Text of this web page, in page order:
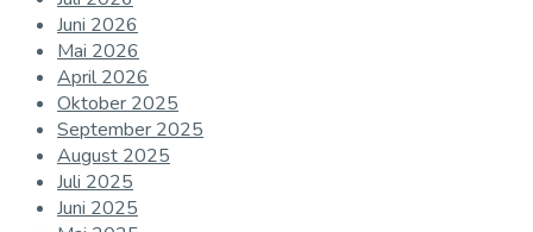
Juni 2026
Mai 2026
April 2026
Oktober 2025
September 2025
August 2025
Juli 2025
Juni 2025